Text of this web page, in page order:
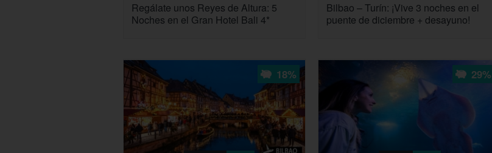
Regálate unos Reyes de Altura: 5
Noches en el Gran Hotel Bali 4*
Bilbao – Turín: ¡Vive 3 noches en el
puente de diciembre + desayuno!
18% 29%